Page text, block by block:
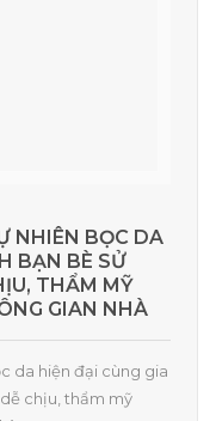
NHIÊN BỌC DA
BẠN BÈ SỬ
THẨM MỸ
GIAN NHÀ
da hiện đại cùng gia
chịu, thẩm mỹ